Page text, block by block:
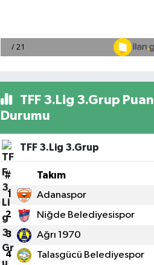
TFF 3.Lig 3.Grup Puan
Durumu
TFF 3.Lig 3.Grup
# Takım
1 Adanaspor
2 Niğde Belediyesispor
3 Ağrı 1970
4 Talasgücü Belediyespor